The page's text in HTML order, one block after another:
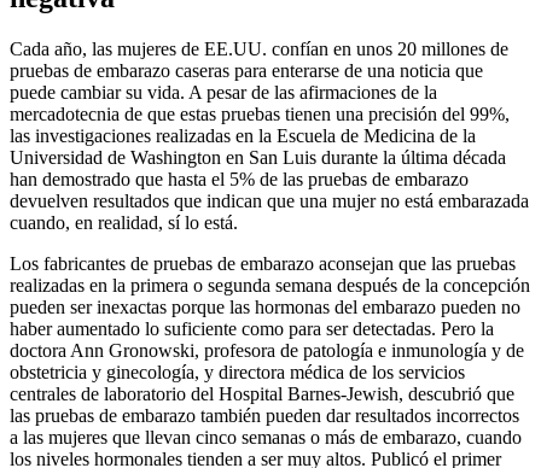
Cada año, las mujeres de EE.UU. confían en unos 20 millones de
pruebas de embarazo caseras para enterarse de una noticia que
puede cambiar su vida. A pesar de las afirmaciones de la
mercadotecnia de que estas pruebas tienen una precisión del 99%,
las investigaciones realizadas en la Escuela de Medicina de la
Universidad de Washington en San Luis durante la última década
han demostrado que hasta el 5% de las pruebas de embarazo
devuelven resultados que indican que una mujer no está embarazada
cuando, en realidad, sí lo está.
Los fabricantes de pruebas de embarazo aconsejan que las pruebas
realizadas en la primera o segunda semana después de la concepción
pueden ser inexactas porque las hormonas del embarazo pueden no
haber aumentado lo suficiente como para ser detectadas. Pero la
doctora Ann Gronowski, profesora de patología e inmunología y de
obstetricia y ginecología, y directora médica de los servicios
centrales de laboratorio del Hospital Barnes-Jewish, descubrió que
las pruebas de embarazo también pueden dar resultados incorrectos
a las mujeres que llevan cinco semanas o más de embarazo, cuando
los niveles hormonales tienden a ser muy altos. Publicó el primer